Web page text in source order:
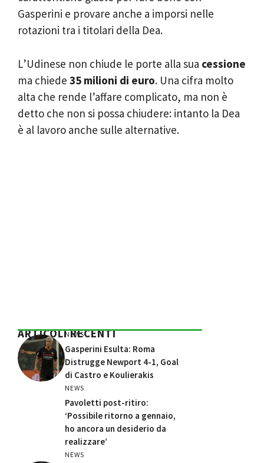
Gasperini e provare anche a imporsi nelle
rotazioni tra i titolari della Dea.
L’Udinese non chiude le porte alla sua cessione
ma chiede 35 milioni di euro. Una cifra molto
alta che rende l’affare complicato, ma non è
detto che non si possa chiudere: intanto la Dea
è al lavoro anche sulle alternative.
ARTICOLI RECENTI
NEWS
Gasperini Esulta: Roma
Distrugge Newport 4-1, Goal
di Castro e Koulierakis
NEWS
Pavoletti post-ritiro:
‘Possibile ritorno a gennaio,
ho ancora un desiderio da
realizzare’
NEWS